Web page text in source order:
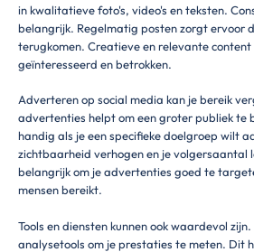
in kwalitatieve foto's, video's en teksten.
belangrijk. Regelmatig posten zorgt ervoor
terugkomen. Creatieve en relevante
geïnteresseerd en betrokken.
Adverteren op social media kan je bereik
advertenties helpt om een groter publiek te
handig als je een specifieke doelgroep wilt
zichtbaarheid verhogen en je volgersaantal
belangrijk om je advertenties goed te
mensen bereikt.
Tools en diensten kunnen ook waardevol
analysetools om je prestaties te meten. Dit